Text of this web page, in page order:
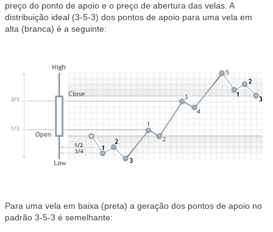
preço do ponto de apoio e o preço de abertura das velas. A
distribuição ideal (3-5-3) dos pontos de apoio para uma vela em
alta (branca) é a seguinte:
Para uma vela em baixa (preta) a geração dos pontos de apoio no
padrão 3-5-3 é semelhante: